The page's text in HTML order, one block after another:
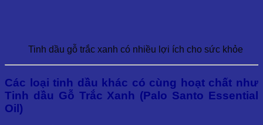
Tinh dầu gỗ trắc xanh có nhiều lợi ích cho sức khỏe
Các loại tinh dầu khác có cùng hoạt chất như
Tinh dầu Gỗ Trắc Xanh (Palo Santo Essential
Oil)